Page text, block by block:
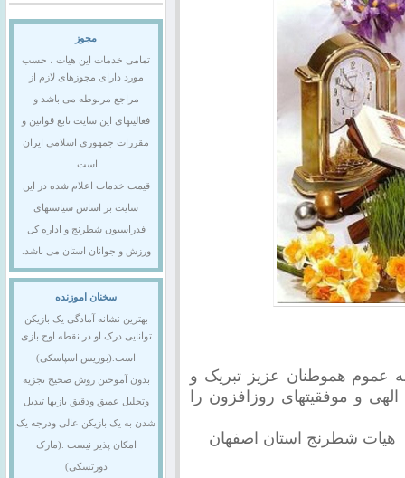
عموم هموطنان عزیز تبریک و
و موفقیتهای روزافزون را
اصفهان
مجوز
تمامی خدمات این هیات ، حسب
مورد دارای مجوزهای لازم از
مراجع مربوطه می باشد و
فعالیتهای این سایت تابع قوانین و
مقررات جمهوری اسلامی ایران
است.
قیمت خدمات اعلام شده در این
سایت بر اساس سیاستهای
فدراسیون شطرنج و اداره کل
ورزش و جوانان استان می باشد.
سخنان اموزنده
بهترین نشانه آمادگی یک بازیکن
توانایی درک او در نقطه اوج بازی
است.(بوریس اسپاسکی)
بدون آموختن روش صحیح تجزیه
وتحلیل عمیق ودقیق بازیها تبدیل
شدن به یک بازیکن عالی ودرجه یک
امکان پذیر نیست .(مارک
دورتسکی)